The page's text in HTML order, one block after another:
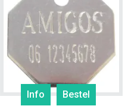
Info Bestel